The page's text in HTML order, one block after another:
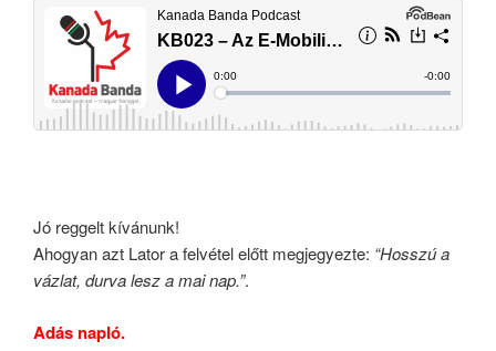
Jó reggelt kívánunk!
Ahogyan azt Lator a felvétel előtt megjegyezte: “Hosszú a
vázlat, durva lesz a mai nap.”.
Adás napló.